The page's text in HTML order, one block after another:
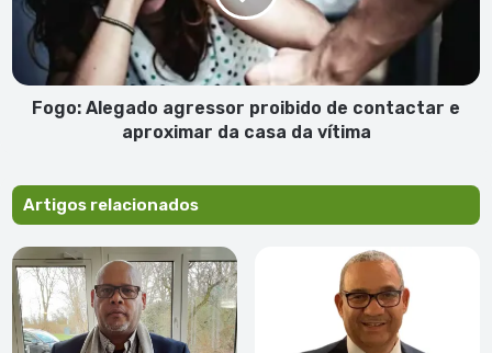
contactar
aproximar
da
casaFogo: Alegado agressor proibido de contactar e
aproximar da casa da vítima
Artigos relacionados